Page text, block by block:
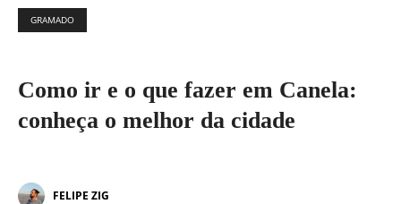
GRAMADO
Como ir e o que fazer em Canela:
conheça o melhor da cidade
FELIPE ZIG